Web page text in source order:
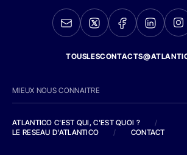
MIEUX NOUS CONNAITRE
ATLANTICO C'EST QUI, C'EST QUOI ?
/
LE RESEAU D'ATLANTICO
/ CONTACT